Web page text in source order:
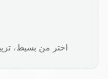
اختر من بسيط،